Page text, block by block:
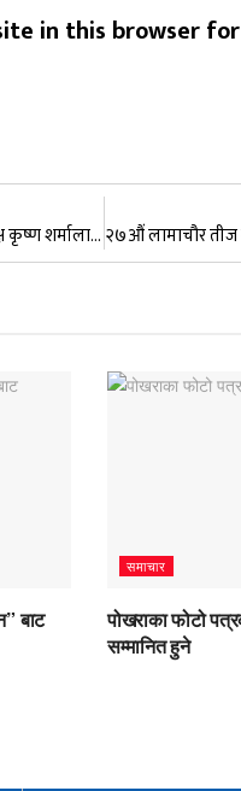
in this browser
जापानमा नेपाली कांग्रेस बाग्लुङ्गका तरुण दल उपाध्यक्ष कृष्ण शर्मालाई भव्य सम्मान
बाट
समाचार
पोखराका फोटो
सम्मानित हुने